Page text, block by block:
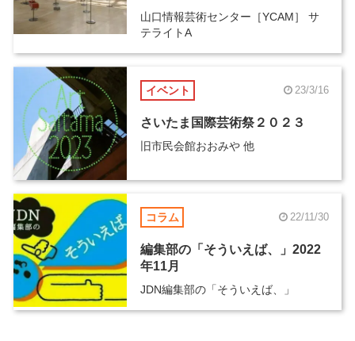
山口情報芸術センター［YCAM］ サ
テライトA
イベント 23/3/16
さいたま国際芸術祭２０２３
旧市民会館おおみや 他
コラム 22/11/30
編集部の「そういえば、」2022
年11月
JDN編集部の「そういえば、」